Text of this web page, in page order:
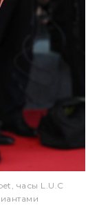
часы L.U.C